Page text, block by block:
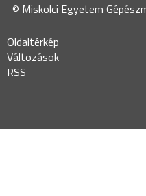
© Miskolci Egyetem
Oldaltérkép
Változások
RSS